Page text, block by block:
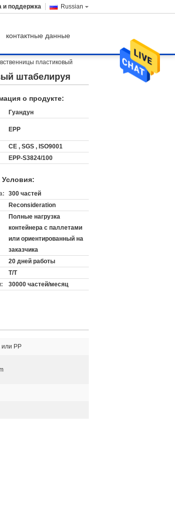
Russian
и поддержка
контактные данные
пластиковый
штабелируя
о продукте:
Гуандун
EPP
CE , SGS , ISO9001
EPP-S3824/100
Условия:
300 частей
Reconsideration
Полные нагрузка
контейнера с паллетами
или ориентированный на
заказчика
20 дней работы
T/T
30000 частей/месяц
или PP